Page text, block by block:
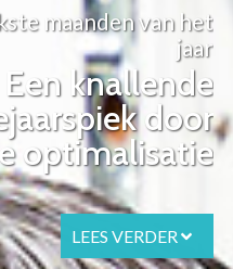
maanden van het
jaar
Een knallende
door
optimalisatie
LEES VERDER